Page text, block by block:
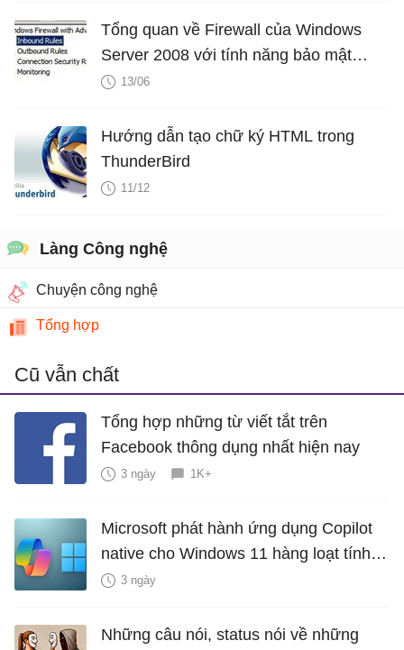
Tổng quan về Firewall của Windows
Server 2008 với tính năng bảo mật
nâng cao - Phần 2
13/06
Hướng dẫn tạo chữ ký HTML trong
ThunderBird
11/12
Làng Công nghệ
Chuyện công nghệ
Tổng hợp
Cũ vẫn chất
Tổng hợp những từ viết tắt trên
Facebook thông dụng nhất hiện nay
3 ngày 1K+
Microsoft phát hành ứng dụng Copilot
native cho Windows 11 hàng loạt tính
năng mới Hữu Ích
3 ngày
Những câu nói, status nói về những